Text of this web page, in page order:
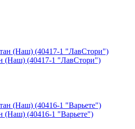
(Наш) (40417-1 "ЛавСтори")
(Наш) (40416-1 "Варьете")